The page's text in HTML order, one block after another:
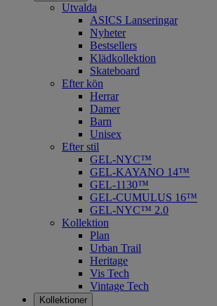
Utvalda
ASICS Lanseringar
Nyheter
Bestsellers
Klädkollektion
Skateboard
Efter kön
Herrar
Damer
Barn
Unisex
Efter stil
GEL-NYC™
GEL-KAYANO 14™
GEL-1130™
GEL-CUMULUS 16™
GEL-NYC™ 2.0
Kollektion
Plan
Urban Trail
Heritage
Vis Tech
Vintage Tech
Kollektioner